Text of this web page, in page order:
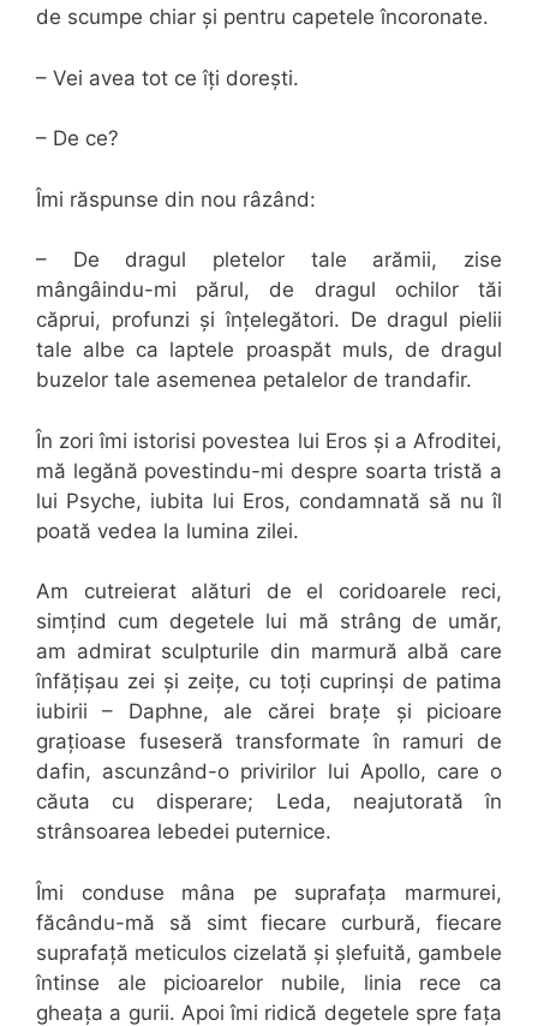
de scumpe chiar și pentru capetele încoronate.
– Vei avea tot ce îți dorești.
– De ce?
Îmi răspunse din nou râzând:
– De dragul pletelor tale arămii, zise
mângâindu-mi părul, de dragul ochilor tăi
căprui, profunzi și înțelegători. De dragul pielii
tale albe ca laptele proaspăt muls, de dragul
buzelor tale asemenea petalelor de trandafir.
În zori îmi istorisi povestea lui Eros și a Afroditei,
mă legănă povestindu-mi despre soarta tristă a
lui Psyche, iubita lui Eros, condamnată să nu îl
poată vedea la lumina zilei.
Am cutreierat alături de el coridoarele reci,
simțind cum degetele lui mă strâng de umăr,
am admirat sculpturile din marmură albă care
înfățișau zei și zeițe, cu toți cuprinși de patima
iubirii – Daphne, ale cărei brațe și picioare
grațioase fuseseră transformate în ramuri de
dafin, ascunzând-o privirilor lui Apollo, care o
căuta cu disperare; Leda, neajutorată în
strânsoarea lebedei puternice.
Îmi conduse mâna pe suprafața marmurei,
făcându-mă să simt fiecare curbură, fiecare
suprafață meticulos cizelată și șlefuită, gambele
întinse ale picioarelor nubile, linia rece ca
gheața a gurii. Apoi îmi ridică degetele spre fața